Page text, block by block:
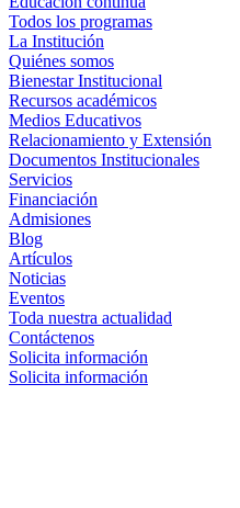
Todos los programas
La Institución
Quiénes somos
Bienestar Institucional
Recursos académicos
Medios Educativos
Relacionamiento y Extensión
Documentos Institucionales
Servicios
Financiación
Admisiones
Blog
Artículos
Noticias
Eventos
Toda nuestra actualidad
Contáctenos
Solicita información
Solicita información